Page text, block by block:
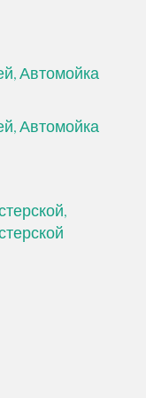
Автомойка
Автомойка